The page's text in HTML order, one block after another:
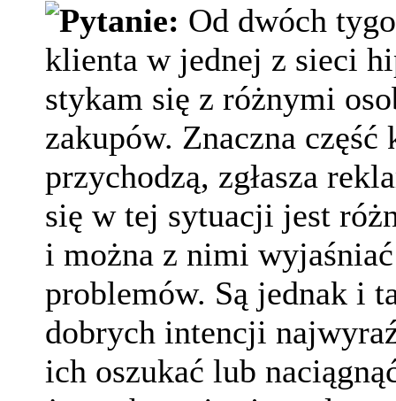
Pytanie: Od dwóch
klienta w jednej z sieci
stykam się z różnymi
zakupów. Znaczna
przychodzą, zgłasza
się w tej sytuacji jest
i można z nimi
problemów. Są jednak i
dobrych intencji
ich oszukać lub